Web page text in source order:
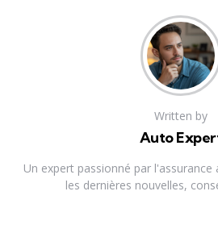
Written by
Auto
Un expert passionné par
les dernières nouvelles,